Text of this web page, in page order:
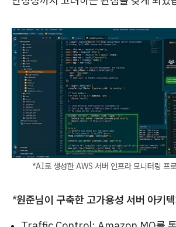
*AI로 생성한 AWS 서버 인프라 모니터링 프
*원준님이 구축한 고가용성 서버 아키